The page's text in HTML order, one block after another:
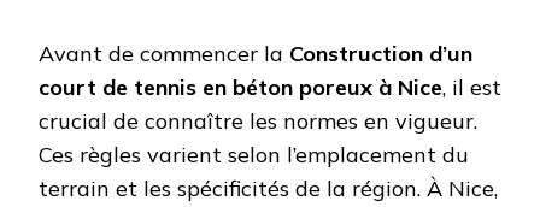
Avant de commencer la Construction d’un
court de tennis en béton poreux à Nice, il est
crucial de connaître les normes en vigueur.
Ces règles varient selon l’emplacement du
terrain et les spécificités de la région. À Nice,